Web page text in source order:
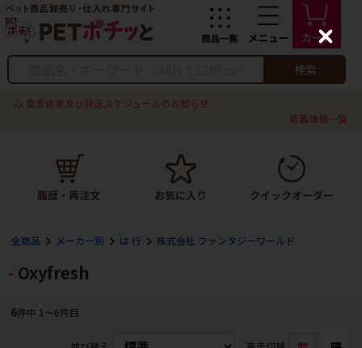
検索
夏季休業及び発送スケジュールのお知らせ
新着情報一覧
全商品 メーカー別 は 行 株式会社 ファンタジーワールド
Oxyfresh
6件中 1〜6件目
C
l
s